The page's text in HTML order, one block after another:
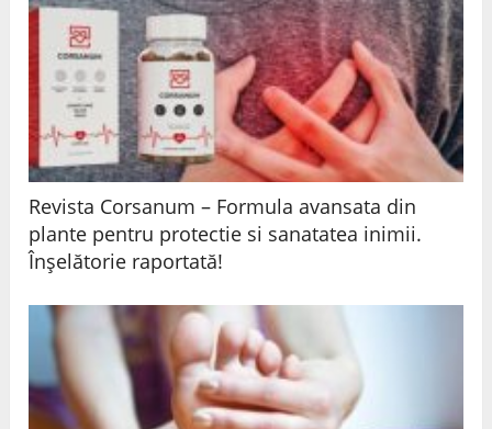
Revista Corsanum – Formula avansata din
plante pentru protectie si sanatatea inimii.
Înșelătorie raportată!